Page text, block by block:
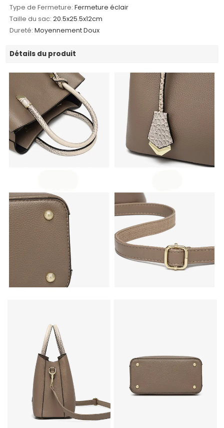
Type de Fermeture: Fermeture éclair
Taille du sac: 20.5x25.5x12cm
Dureté: Moyennement Doux
Détails du produit